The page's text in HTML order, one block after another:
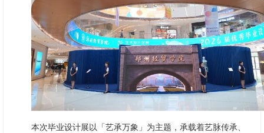
本次毕业设计展以「艺承万象」为主题，承载着艺脉传承、